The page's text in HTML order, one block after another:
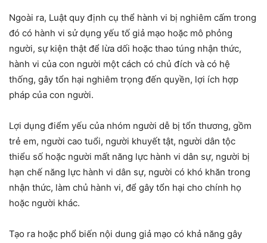
Ngoài ra, Luật quy định cụ thể hành vi bị nghiêm cấm trong
đó có hành vi sử dụng yếu tố giả mạo hoặc mô phỏng
người, sự kiện thật để lừa dối hoặc thao túng nhận thức,
hành vi của con người một cách có chủ đích và có hệ
thống, gây tổn hại nghiêm trọng đến quyền, lợi ích hợp
pháp của con người.
Lợi dụng điểm yếu của nhóm người dễ bị tổn thương, gồm
trẻ em, người cao tuổi, người khuyết tật, người dân tộc
thiểu số hoặc người mất năng lực hành vi dân sự, người bị
hạn chế năng lực hành vi dân sự, người có khó khăn trong
nhận thức, làm chủ hành vi, để gây tổn hại cho chính họ
hoặc người khác.
Tạo ra hoặc phổ biến nội dung giả mạo có khả năng gây